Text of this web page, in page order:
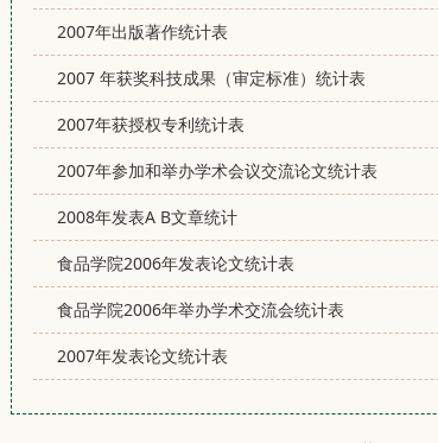
2007年出版著作统计表
2007 年获奖科技成果（审定标准）统计表
2007年获授权专利统计表
2007年参加和举办学术会议交流论文统计表
2008年发表A B文章统计
食品学院2006年发表论文统计表
食品学院2006年举办学术交流会统计表
2007年发表论文统计表